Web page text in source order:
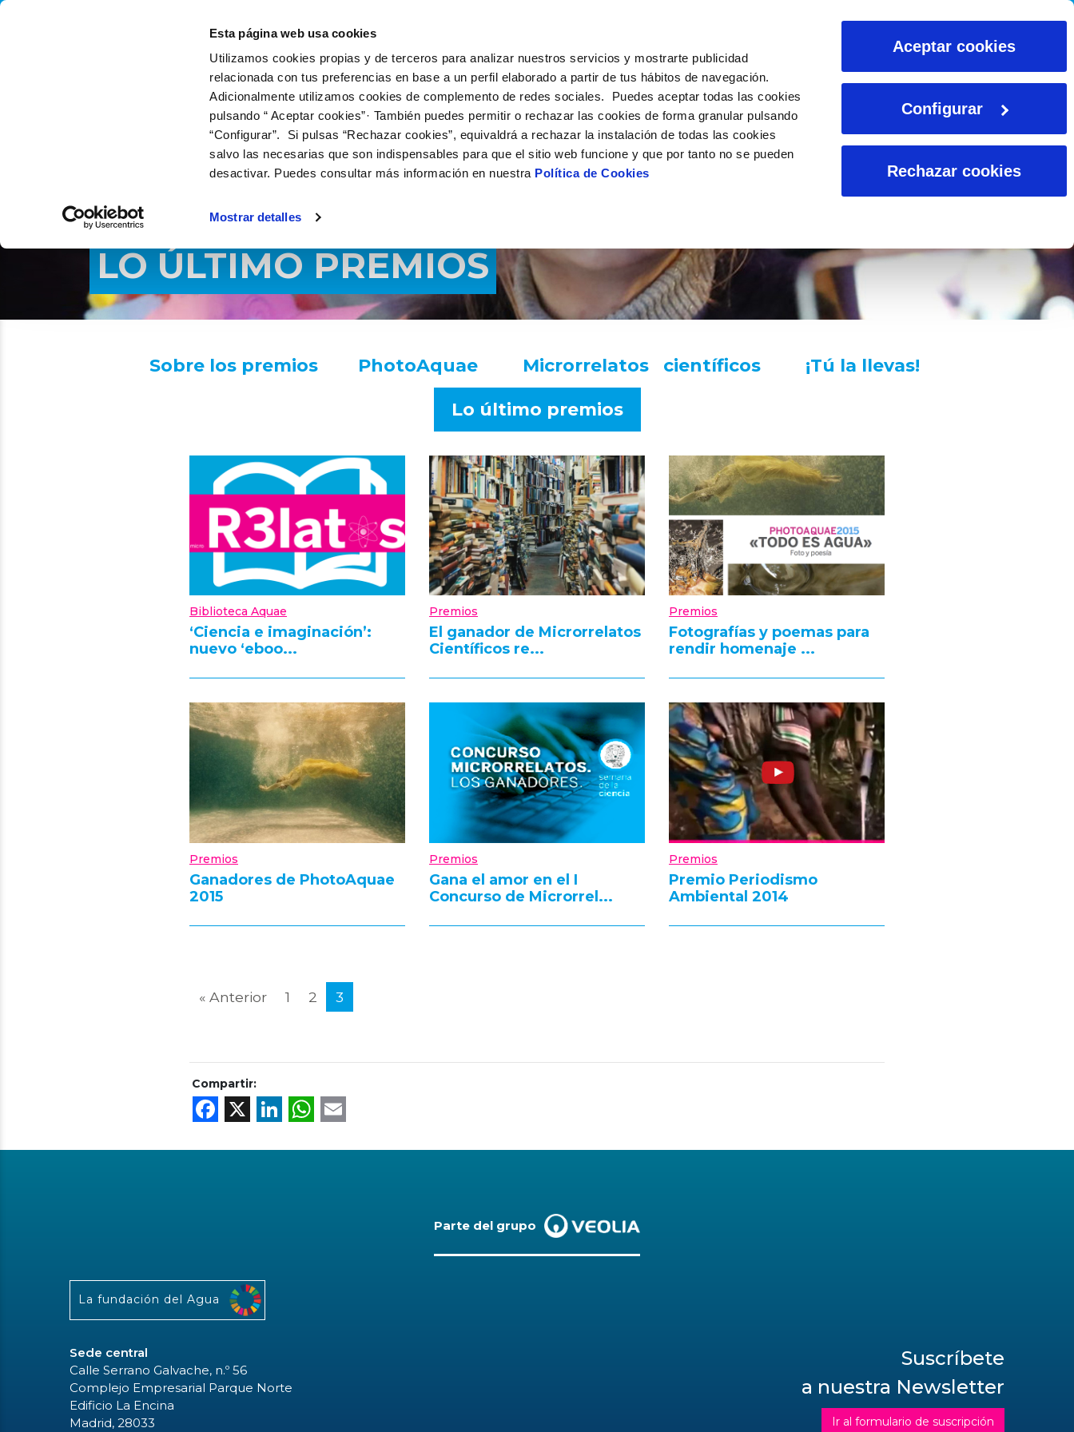
Esta página web usa cookies
Utilizamos cookies propias y de terceros para analizar nuestros servicios y mostrarte publicidad
relacionada con tus preferencias en base a un perfil elaborado a partir de tus hábitos de navegación.
Adicionalmente utilizamos cookies de complemento de redes sociales. Puedes aceptar todas las cookies
pulsando “ Aceptar cookies”· También puedes permitir o rechazar las cookies de forma granular pulsando
“Configurar”. Si pulsas “Rechazar cookies”, equivaldrá a rechazar la instalación de todas las cookies
salvo las necesarias que son indispensables para que el sitio web funcione y que por tanto no se pueden
desactivar. Puedes consultar más información en nuestra Política de Cookies
Mostrar detalles
Aceptar cookies
Configurar
Rechazar cookies
LO ÚLTIMO PREMIOS
Sobre los premios PhotoAquae Microrrelatos científicos ¡Tú la llevas!
Lo último premios
Biblioteca Aquae
‘Ciencia e imaginación’:
nuevo ‘eboo...
Premios
El ganador de Microrrelatos
Científicos re...
Premios
Fotografías y poemas para
rendir homenaje ...
Premios
Ganadores de PhotoAquae
2015
Premios
Gana el amor en el I
Concurso de Microrrel...
Premios
Premio Periodismo
Ambiental 2014
« Anterior 1 2 3
Compartir:
Facebook
X LinkedIn
WhatsApp
Parte del grupo
La fundación del Agua
Sede central
Calle Serrano Galvache, n.º 56
Complejo Empresarial Parque Norte
Edificio La Encina
Madrid, 28033
Suscríbete
a nuestra Newsletter
Ir al formulario de suscripción